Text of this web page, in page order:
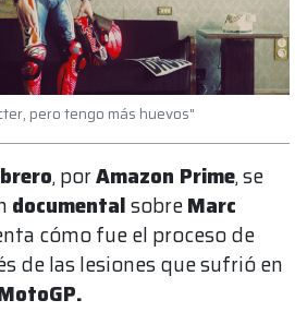
pero tengo más huevos"
, porAmazon Prime, se
documentalsobreMarc
cómo fue el proceso de
de las lesiones que sufrió en